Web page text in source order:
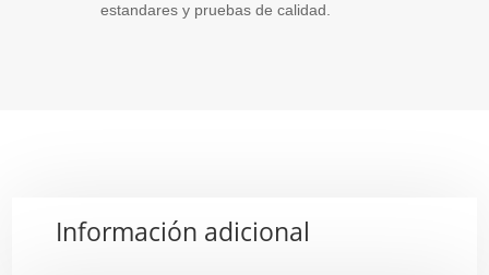
estandares y pruebas de calidad.
Información adicional